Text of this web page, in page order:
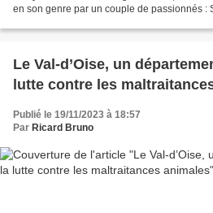
en son genre par un couple de passionnés :
Le Val-d’Oise, un
lutte contre les
Publié le 19/11/2023 à 18:57
Par Ricard Bruno